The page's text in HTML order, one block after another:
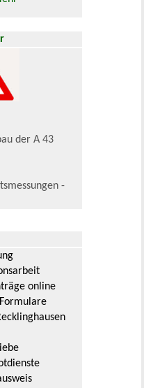
der A 43
-
online
Formulare